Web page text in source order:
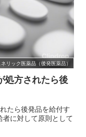
リック医薬品（後発医薬品）
処方されたら後
たら後発品を給付す
に対して原則として